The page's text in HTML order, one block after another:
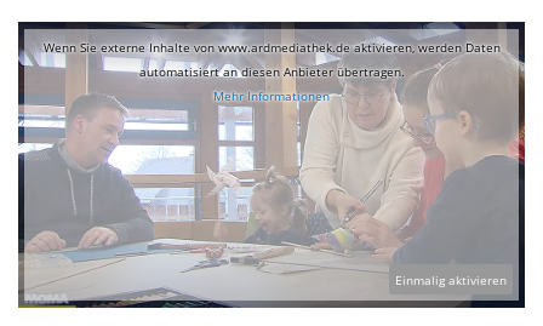
Wenn Sie externe Inhalte von www.ardmediathek.de aktivieren, werden Daten
automatisiert an diesen Anbieter übertragen.
Mehr Informationen
Einmalig aktivieren